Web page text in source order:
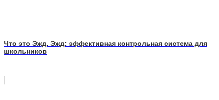
Что это Эжд. Эжд: эффективная контрольная система для
школьников